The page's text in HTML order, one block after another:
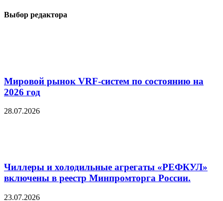
Выбор редактора
Мировой рынок VRF-систем по состоянию на
2026 год
28.07.2026
Чиллеры и холодильные агрегаты «РЕФКУЛ»
включены в реестр Минпромторга России.
23.07.2026